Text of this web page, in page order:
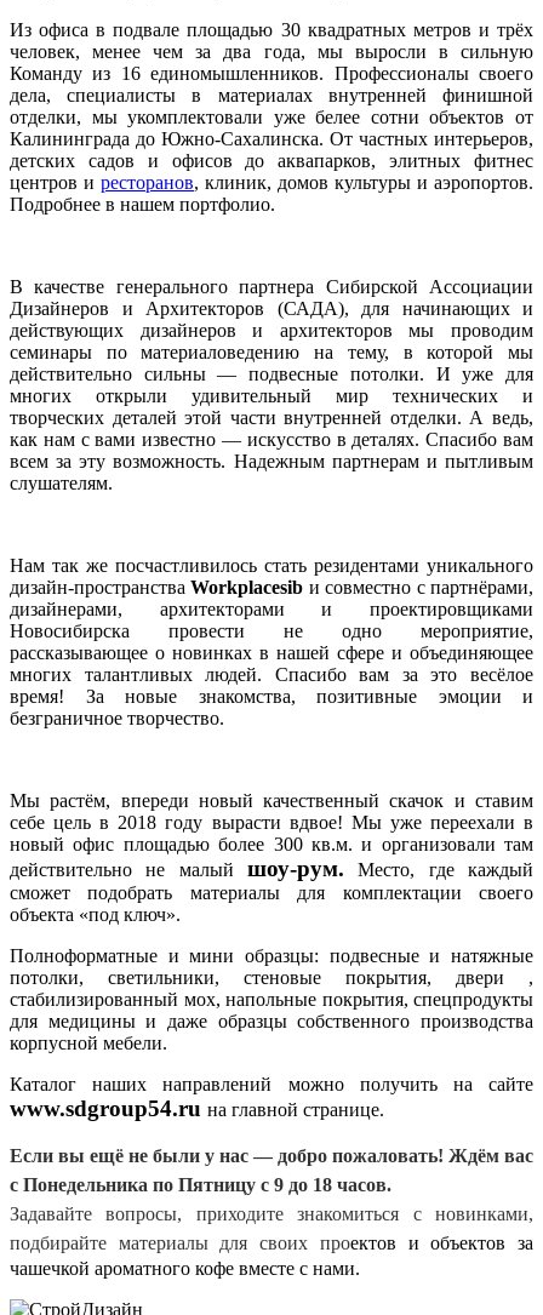
Из офиса в подвале площадью 30 квадратных метров и трёх
человек, менее чем за два года, мы выросли в сильную
Команду из 16 единомышленников. Профессионалы своего
дела, специалисты в материалах внутренней финишной
отделки, мы укомплектовали уже белее сотни объектов от
Калининграда до Южно-Сахалинска. От частных интерьеров,
детских садов и офисов до аквапарков, элитных фитнес
центров и ресторанов, клиник, домов культуры и аэропортов.
Подробнее в нашем портфолио.
В качестве генерального партнера Сибирской Ассоциации
Дизайнеров и Архитекторов (САДА), для начинающих и
действующих дизайнеров и архитекторов мы проводим
семинары по материаловедению на тему, в которой мы
действительно сильны — подвесные потолки. И уже для
многих открыли удивительный мир технических и
творческих деталей этой части внутренней отделки. А ведь,
как нам с вами известно — искусство в деталях. Спасибо вам
всем за эту возможность. Надежным партнерам и пытливым
слушателям.
Нам так же посчастливилось стать резидентами уникального
дизайн-пространстваWorkplacesib и совместно с партнёрами,
дизайнерами, архитекторами и проектировщиками
Новосибирска провести не одно мероприятие,
рассказывающее о новинках в нашей сфере и объединяющее
многих талантливых людей. Спасибо вам за это весёлое
время! За новые знакомства, позитивные эмоции и
безграничное творчество.
Мы растём, впереди новый качественный скачок и ставим
себе цель в 2018 году вырасти вдвое! Мы уже переехали в
новый офис площадью более 300 кв.м. и организовали там
действительно не малый шоу-рум. Место, где каждый
сможет подобрать материалы для комплектации своего
объекта «под ключ».
Полноформатные и мини образцы: подвесные и натяжные
потолки, светильники, стеновые покрытия, двери ,
стабилизированный мох, напольные покрытия, спецпродукты
для медицины и даже образцы собственного производства
корпусной мебели.
Каталог наших направлений можно получить на сайте
www.sdgroup54.ru на главной странице.
Если вы ещё не были у нас — добро пожаловать! Ждём вас
с Понедельника по Пятницу с 9 до 18 часов.
Задавайте вопросы, приходите знакомиться с новинками,
подбирайте материалы для своих проектов и объектов за
чашечкой ароматного кофе вместе с нами.